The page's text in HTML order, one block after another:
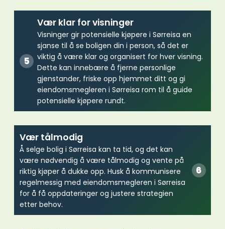
Vær klar for visninger
Visninger gir potensielle kjøpere i Sørreisa en
sjanse til å se boligen din i person, så det er
viktig å være klar og organisert for hver visning.
Dette kan innebære å fjerne personlige
gjenstander, friske opp hjemmet ditt og gi
eiendomsmegleren i Sørreisa rom til å guide
potensielle kjøpere rundt.
Vær tålmodig
Å selge bolig i Sørreisa kan ta tid, og det kan
være nødvendig å være tålmodig og vente på
riktig kjøper å dukke opp. Husk å kommunisere
regelmessig med eiendomsmegleren i Sørreisa
for å få oppdateringer og justere strategien
etter behov.